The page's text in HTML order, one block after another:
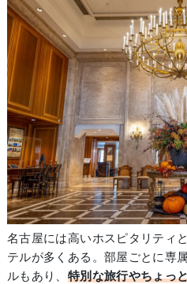
名古屋には高いホスピタリティ
テルが多くある。部屋ごとに専
ルもあり、 特別な旅行やちょっ